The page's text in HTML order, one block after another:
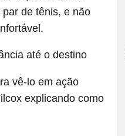
de tênis, e não
vê-lo em ação
explicando como